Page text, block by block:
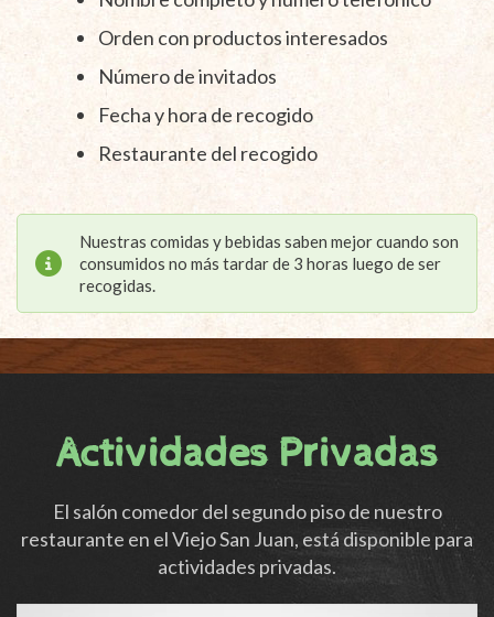
Orden con productos interesados
Número de invitados
Fecha y hora de recogido
Restaurante del recogido
Nuestras comidas y bebidas saben mejor cuando son
consumidos no más tardar de 3 horas luego de ser
recogidas.
Actividades Privadas
El salón comedor del segundo piso de nuestro
restaurante en el Viejo San Juan, está disponible para
actividades privadas.